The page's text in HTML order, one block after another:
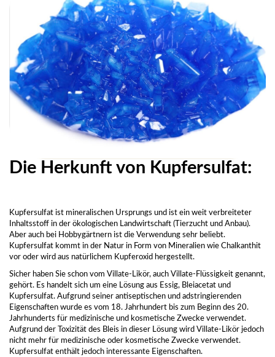
Die Herkunft von Kupfersulfat:
Kupfersulfat ist mineralischen Ursprungs und ist ein weit verbreiteter
Inhaltsstoff in der ökologischen Landwirtschaft (Tierzucht und Anbau).
Aber auch bei Hobbygärtnern ist die Verwendung sehr beliebt.
Kupfersulfat kommt in der Natur in Form von Mineralien wie Chalkanthit
vor oder wird aus natürlichem Kupferoxid hergestellt.
Sicher haben Sie schon vom Villate-Likör, auch Villate-Flüssigkeit genannt,
gehört. Es handelt sich um eine Lösung aus Essig, Bleiacetat und
Kupfersulfat. Aufgrund seiner antiseptischen und adstringierenden
Eigenschaften wurde es vom 18. Jahrhundert bis zum Beginn des 20.
Jahrhunderts für medizinische und kosmetische Zwecke verwendet.
Aufgrund der Toxizität des Bleis in dieser Lösung wird Villate-Likör jedoch
nicht mehr für medizinische oder kosmetische Zwecke verwendet.
Kupfersulfat enthält jedoch interessante Eigenschaften.